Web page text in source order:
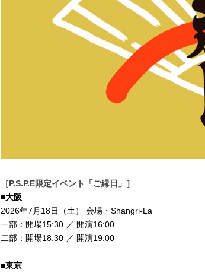
［P.S.P.E限定イベント「ご縁日」］
■大阪
2026年7月18日（土） 会場・Shangri-La
一部：開場15:30 ／ 開演16:00
二部：開場18:30 ／ 開演19:00
■東京